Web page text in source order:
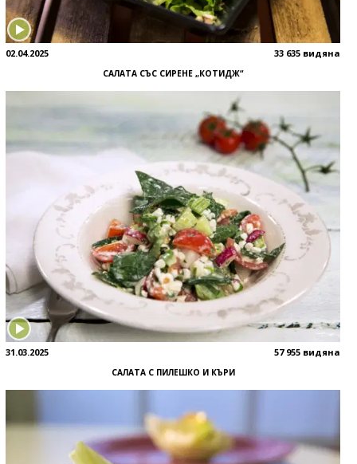
02.04.2025 33 635 видяна
САЛАТА СЪС СИРЕНЕ „КОТИДЖ“
31.03.2025 57 955 видяна
САЛАТА С ПИЛЕШКО И КЪРИ